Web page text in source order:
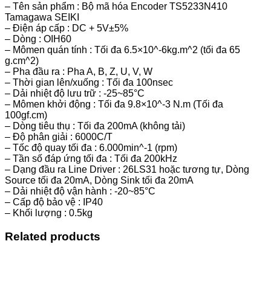
– Tên sản phẩm : Bộ mã hóa Encoder TS5233N410
Tamagawa SEIKI
– Điện áp cấp : DC + 5V±5%
– Dòng : OIH60
– Mômen quán tính : Tối đa 6.5×10^-6kg.m^2 (tối đa 65
g.cm^2)
– Pha đầu ra : Pha A, B, Z, U, V, W
– Thời gian lên/xuống : Tối đa 100nsec
– Dải nhiệt độ lưu trữ : -25~85°C
– Mômen khởi động : Tối đa 9.8×10^-3 N.m (Tối đa
100gf.cm)
– Dòng tiêu thụ : Tối đa 200mA (không tải)
– Độ phân giải : 6000C/T
– Tốc độ quay tối đa : 6.000min^-1 (rpm)
– Tần số đáp ứng tối đa : Tối đa 200kHz
– Dạng đầu ra Line Driver : 26LS31 hoặc tương tự, Dòng
Source tối đa 20mA, Dòng Sink tối đa 20mA
– Dải nhiệt độ vận hành : -20~85°C
– Cấp độ bảo vệ : IP40
– Khối lượng : 0.5kg
Related products